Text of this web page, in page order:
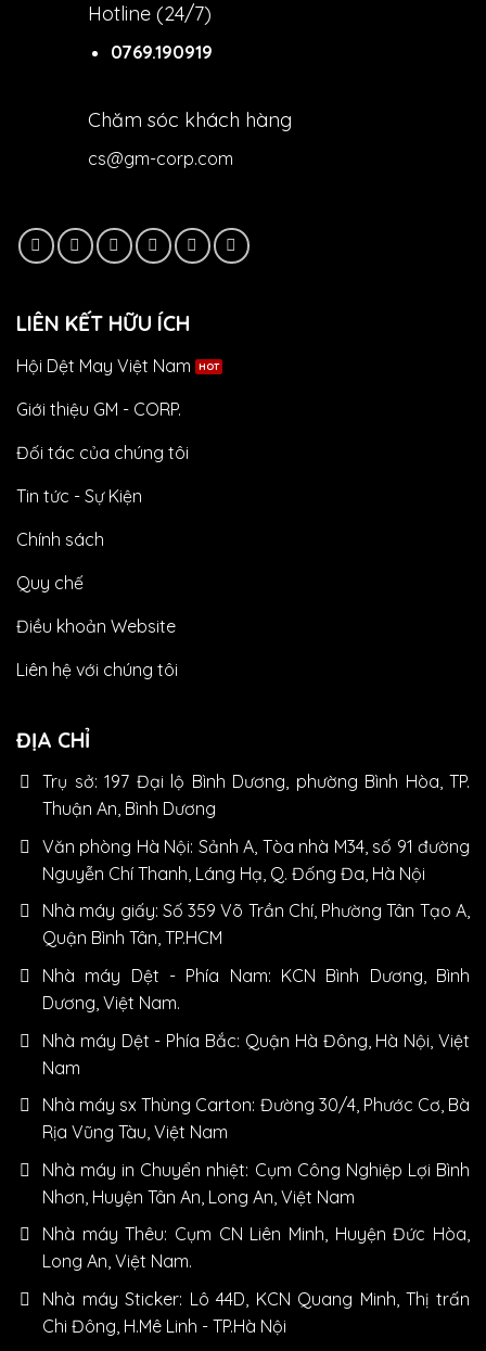
Hotline (24/7)
0769.190919
Chăm sóc khách hàng
cs@gm-corp.com
LIÊN KẾT HỮU ÍCH
Hội Dệt May Việt Nam
Giới thiệu GM - CORP.
Đối tác của chúng tôi
Tin tức - Sự Kiện
Chính sách
Quy chế
Điều khoản Website
Liên hệ với chúng tôi
ĐỊA CHỈ
Trụ sở: 197 Đại lộ Bình Dương, phường Bình Hòa, TP.
Thuận An, Bình Dương
Văn phòng Hà Nội: Sảnh A, Tòa nhà M34, số 91 đường
Nguyễn Chí Thanh, Láng Hạ, Q. Đống Đa, Hà Nội
Nhà máy giấy: Số 359 Võ Trần Chí, Phường Tân Tạo A,
Quận Bình Tân, TP.HCM
Nhà máy Dệt - Phía Nam: KCN Bình Dương, Bình
Dương, Việt Nam.
Nhà máy Dệt - Phía Bắc: Quận Hà Đông, Hà Nội, Việt
Nam
Nhà máy sx Thùng Carton: Đường 30/4, Phước Cơ, Bà
Rịa Vũng Tàu, Việt Nam
Nhà máy in Chuyển nhiệt: Cụm Công Nghiệp Lợi Bình
Nhơn, Huyện Tân An, Long An, Việt Nam
Nhà máy Thêu: Cụm CN Liên Minh, Huyện Đức Hòa,
Long An, Việt Nam.
Nhà máy Sticker: Lô 44D, KCN Quang Minh, Thị trấn
Chi Đông, H.Mê Linh - TP.Hà Nội